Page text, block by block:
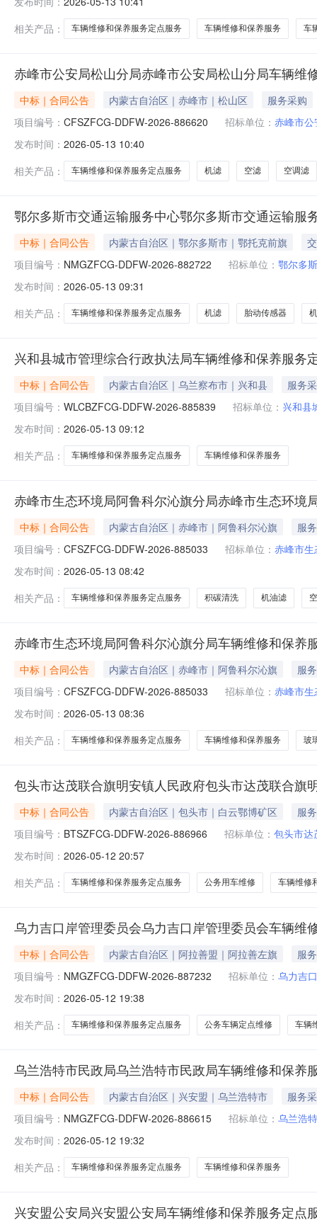
相关产品：
车辆维修和保养服务定点服务 车辆维修和保养服务 车
赤峰市公安局松山分局赤峰市公安局松山分局车辆
中标｜合同公告 内蒙古自治区｜赤峰市｜松山区
服务采购
项目编号： CFSZFCG-DDFW-2026-886620 招标单位： 赤峰市
发布时间： 2026-05-13 10:40
相关产品：
车辆维修和保养服务定点服务 机滤 空滤 空调滤
鄂尔多斯市交通运输服务中心鄂尔多斯市交通运输
中标｜合同公告 内蒙古自治区｜鄂尔多斯市｜鄂托克前旗
项目编号： NMGZFCG-DDFW-2026-882722 招标单位： 鄂尔多
发布时间： 2026-05-13 09:31
相关产品：
车辆维修和保养服务定点服务 机滤 胎动传感器
兴和县城市管理综合行政执法局车辆维修和保养服务
中标｜合同公告 内蒙古自治区｜乌兰察布市｜兴和县
服务
项目编号： WLCBZFCG-DDFW-2026-885839 招标单位： 兴和县
发布时间： 2026-05-13 09:12
相关产品：
车辆维修和保养服务定点服务 车辆维修和保养服务
赤峰市生态环境局阿鲁科尔沁旗分局赤峰市生态环
中标｜合同公告 内蒙古自治区｜赤峰市｜阿鲁科尔沁旗
服
项目编号： CFSZFCG-DDFW-2026-885033 招标单位： 赤峰市
发布时间： 2026-05-13 08:42
相关产品：
车辆维修和保养服务定点服务 积碳清洗 机油滤
赤峰市生态环境局阿鲁科尔沁旗分局车辆维修和保养
中标｜合同公告 内蒙古自治区｜赤峰市｜阿鲁科尔沁旗
服
项目编号： CFSZFCG-DDFW-2026-885033 招标单位： 赤峰市
发布时间： 2026-05-13 08:36
相关产品：
车辆维修和保养服务定点服务 车辆维修和保养服务 玻
包头市达茂联合旗明安镇人民政府包头市达茂联合
中标｜合同公告 内蒙古自治区｜包头市｜白云鄂博矿区
服
项目编号： BTSZFCG-DDFW-2026-886966 招标单位： 包头市达
发布时间： 2026-05-12 20:57
相关产品：
车辆维修和保养服务定点服务 公务用车维修 车辆维修
乌力吉口岸管理委员会乌力吉口岸管理委员会车辆
中标｜合同公告 内蒙古自治区｜阿拉善盟｜阿拉善左旗
服
项目编号： NMGZFCG-DDFW-2026-887232 招标单位： 乌力吉
发布时间： 2026-05-12 19:38
相关产品：
车辆维修和保养服务定点服务 公务车辆定点维修 车辆
乌兰浩特市民政局乌兰浩特市民政局车辆维修和保养
中标｜合同公告 内蒙古自治区｜兴安盟｜乌兰浩特市
服务
项目编号： NMGZFCG-DDFW-2026-886615 招标单位： 乌兰浩
发布时间： 2026-05-12 19:32
相关产品：
车辆维修和保养服务定点服务 车辆维修和保养服务
兴安盟公安局兴安盟公安局车辆维修和保养服务定点